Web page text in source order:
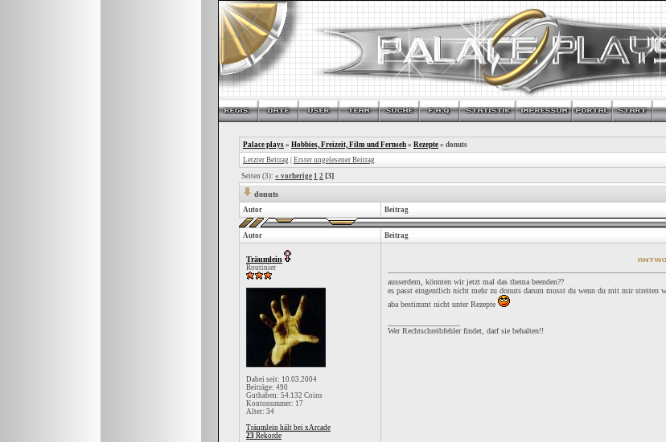
Palace plays » Hobbies, Freizeit, Film und Fernseh » Rezepte » donuts
Letzter Beitrag Erster ungelesener Beitrag
Seiten (3): « vorherige 1 2 [3]
donuts
Autor Beitrag
Autor Beitrag
Träumlein
Routinier
Dabei seit: 10.03.2004
Beiträge: 490
Guthaben: 54.132 Coins
Kontonummer: 17
Alter: 34
Träumlein hält bei xArcade
23 Rekorde
ausserdem, könnten wir jetzt mal das thema beenden??
es passt eingentlich nicht mehr zu donuts darum musst du wenn du mit mir streiten
aba bestimmt nicht unter Rezepte
Wer Rechtschreibfehler findet, darf sie behalten!!